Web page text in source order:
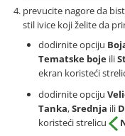
prevucite nagore da
stil ivice koji želite da
dodirnite opciju
Tematske boje ili
ekran koristeći
dodirnite opciju
Tanka,Srednja ili
koristeći strelicu